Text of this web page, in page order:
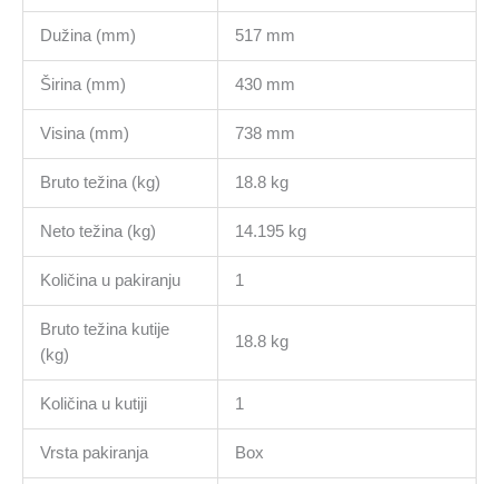
Dužina (mm) 517 mm
Širina (mm) 430 mm
Visina (mm) 738 mm
Bruto težina (kg) 18.8 kg
Neto težina (kg) 14.195 kg
Količina u pakiranju 1
Bruto težina kutije
(kg)
18.8 kg
Količina u kutiji 1
Vrsta pakiranja Box